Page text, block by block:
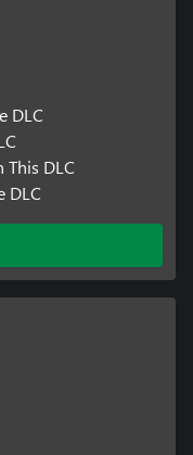
DLC
This DLC
DLC